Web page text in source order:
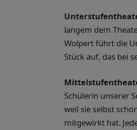
langem dem
Wolpert führt die
Stück auf, das bei
Schülerin unserer
weil sie selbst
mitgewirkt hat.